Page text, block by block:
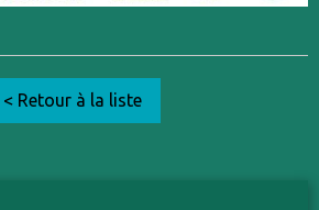
< Retour à la liste